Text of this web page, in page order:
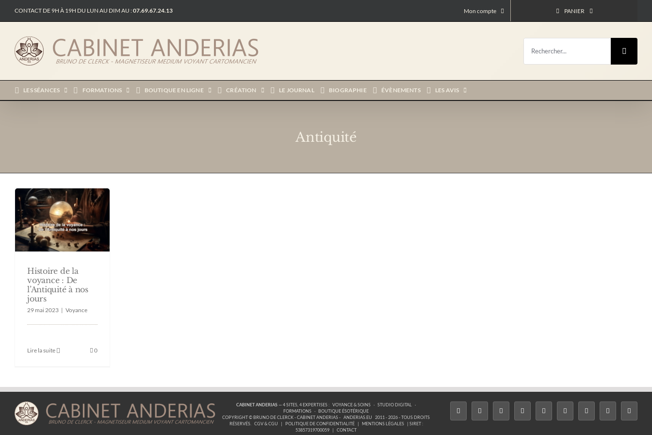
contenu
CONTACT DE 9H À 19H DU LUN AU DIM AU :07.69.67.24.13 Mon compte PANIER
Rechercher:
LES SÉANCES FORMATIONS BOUTIQUE EN LIGNE CRÉATION LE JOURNAL BIOGRAPHIE ÉVÈNEMENTS LES AVIS
Antiquité
Histoire de la
voyance : De
l’Antiquité à nos jours
Histoire de la
voyance : De
l’Antiquité à nos
jours
29 mai 2023 | Voyance
Lire la suite 0
CABINET ANDERIAS— 4 SITES, 4 EXPERTISES : VOYANCE & SOINS · STUDIO DIGITAL
·
FORMATIONS · BOUTIQUE ÉSOTÉRIQUE
COPYRIGHT © BRUNO DE CLERCK - CABINET ANDERIAS - ANDERIAS.EU
2011 - 2026 - TOUS DROITS
RÉSERVÉS.
CGV & CGU | POLITIQUE DE CONFIDENTIALITÉ | MENTIONS LÉGALES
| SIRET :
53857319700059
| CONTACT